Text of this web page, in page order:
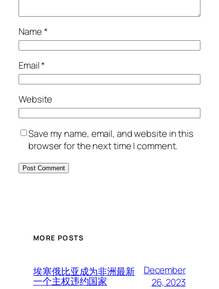
Name*
Email*
Website
Save my name, email, and website in this
browser for the next time I comment.
MORE POSTS
埃塞俄比亚成为非洲最新
一个主权违约国家
December
26, 2023